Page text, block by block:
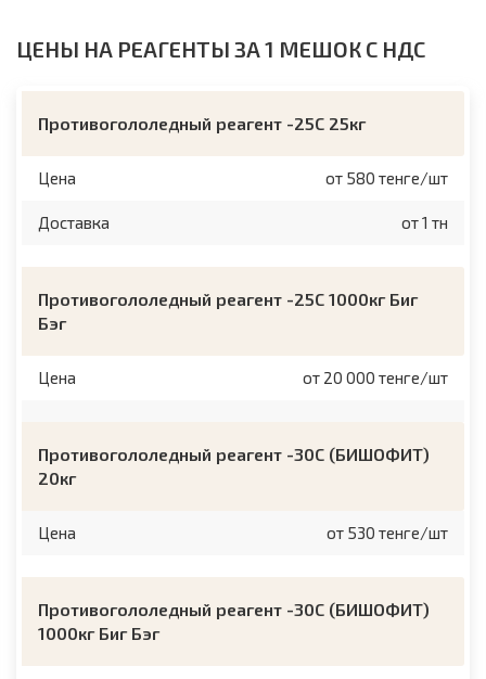
ЦЕНЫ НА РЕАГЕНТЫ ЗА 1 МЕШОК С НДС
Противогололедный реагент -25С 25кг
Цена от 580 тенге/шт
Доставка от 1 тн
Противогололедный реагент -25C 1000кг Биг
Бэг
Цена от 20 000 тенге/шт
Противогололедный реагент -30C (БИШОФИТ)
20кг
Цена от 530 тенге/шт
Противогололедный реагент -30C (БИШОФИТ)
1000кг Биг Бэг